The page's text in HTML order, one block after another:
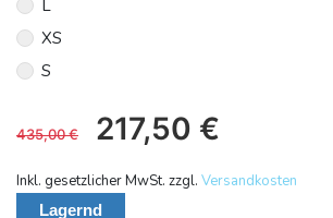
L
XS
S
435,00€ 217,50 €
Inkl. gesetzlicher MwSt. zzgl. Versandkosten
Lagernd